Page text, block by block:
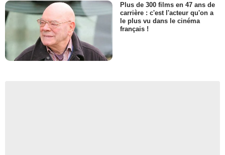
Plus de 300 films en 47 ans de
carrière : c'est l'acteur qu'on a
le plus vu dans le cinéma
français !